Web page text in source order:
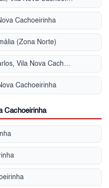
Cachoeirinha
(Zona Norte)
Avenida Deputado Emilio Carlos, Vila Nova Cachoeirinha
Cachoeirinha
Cachoeirinha